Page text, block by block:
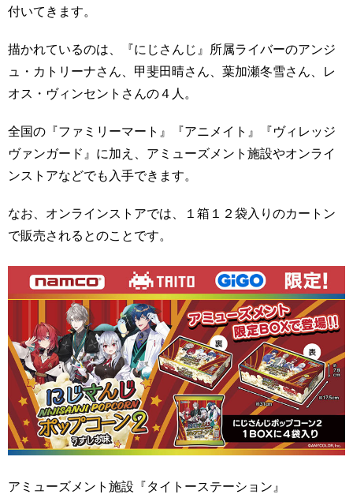
付いてきます。
描かれているのは、『にじさんじ』所属ライバーのアンジ
ュ・カトリーナさん、甲斐田晴さん、葉加瀬冬雪さん、レ
オス・ヴィンセントさんの４人。
全国の『ファミリーマート』『アニメイト』『ヴィレッジ
ヴァンガード』に加え、アミューズメント施設やオンライ
ンストアなどでも入手できます。
なお、オンラインストアでは、１箱１２袋入りのカートン
で販売されるとのことです。
アミューズメント施設『タイトーステーション』